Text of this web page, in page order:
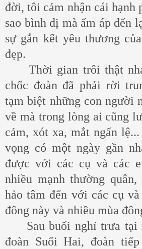
đời, tôi cảm nhận cái hạnh
sao bình dị mà ấm áp đến
sự gắn kết yêu thương
đẹp.
Thời gian trôi thật
chốc đoàn đã phải rời
tạm biệt những con người
về mà trong lòng ai cũng
cảm, xót xa, mắt ngấn
vọng có một ngày gần
được với các cụ và các
nhiều mạnh thường
hảo tâm đến với các cụ
đông này và nhiều mùa
Sau buổi nghỉ trưa tại
đoàn Suối Hai, đoàn